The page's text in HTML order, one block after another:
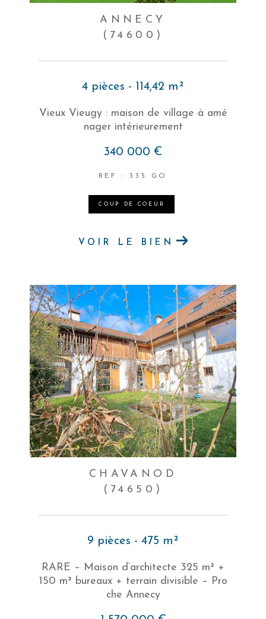
ANNECY
(74600)
4 pièces - 114,42 m²
Vieux Vieugy : maison de village à amé
nager intérieurement
340 000 €
REF : 335 GO
COUP DE COEUR
VOIR LE BIEN
CHAVANOD
(74650)
9 pièces - 475 m²
RARE – Maison d’architecte 325 m² +
150 m² bureaux + terrain divisible – Pro
che Annecy